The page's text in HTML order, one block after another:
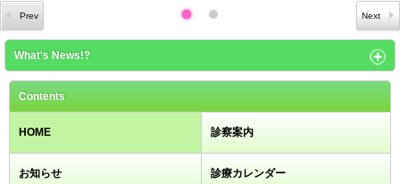
What's News!?
Contents
HOME 診察案内
お知らせ 診療カレンダー